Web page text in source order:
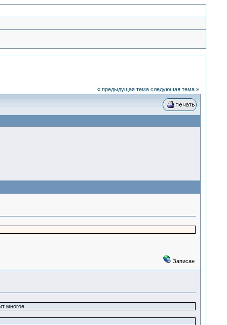
« предыдущая тема следующая тема »
Записан
многое.